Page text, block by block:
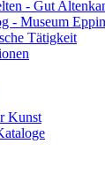
- Gut
- Museum
Tätigkeit
Kunst